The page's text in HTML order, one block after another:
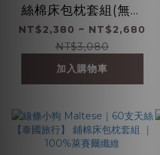
絲棉床包枕套組(無被
套)
NT$2,380 ~ NT$2,680
NT$3,080
加入購物車